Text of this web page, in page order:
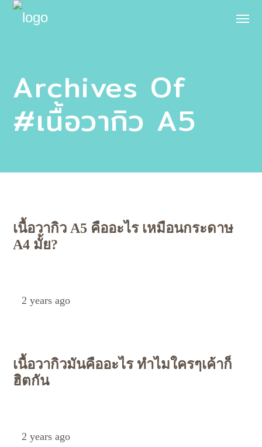
Archives Of
#เนื้อวากิว A5
เนื้อวากิว A5 คืออะไร เหมือนกระดาษ
A4 มั้ย?
2 years ago
เนื้อวากิวมันคืออะไร ทำไมใครๆเค้าก็
ฮิตกัน
2 years ago